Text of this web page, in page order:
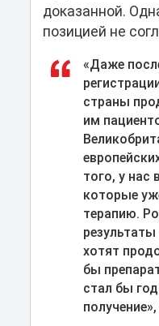
доказанной.
позицией не
«Даже
страны
им
того, у нас
которые
терапию.
хотят
бы
стал бы